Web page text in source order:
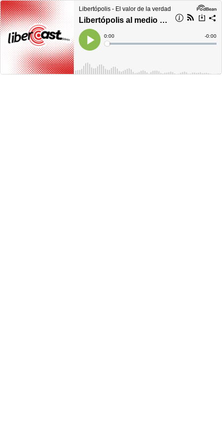
Libertópolis - El valor de la verdad
Libertópolis al medio día, miércoles 22 de junio de 2022
Play
Current
Time
0:00
Loaded:
Time
-0:00